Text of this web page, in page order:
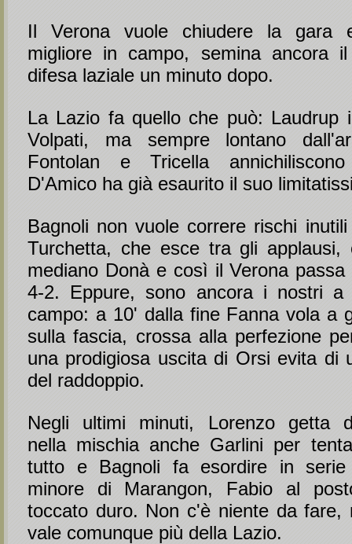
Il Verona vuole chiudere la gara
migliore in campo, semina ancora
difesa laziale un minuto dopo.
La Lazio fa quello che può: Laudrup
Volpati, ma sempre lontano
Fontolan e Tricella
D'Amico ha già esaurito il suo
Bagnoli non vuole correre rischi
Turchetta, che esce tra gli applausi,
mediano Donà e così il Verona
4-2. Eppure, sono ancora i nostri a
campo: a 10' dalla fine Fanna vola a
sulla fascia, crossa alla perfezione
una prodigiosa uscita di Orsi evita di
del raddoppio.
Negli ultimi minuti, Lorenzo getta
nella mischia anche Garlini per
tutto e Bagnoli fa esordire in
minore di Marangon, Fabio al
toccato duro. Non c'è niente da fare,
vale comunque più della Lazio.